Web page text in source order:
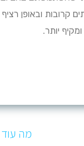
קרובות ובאופן
יותר.
מה